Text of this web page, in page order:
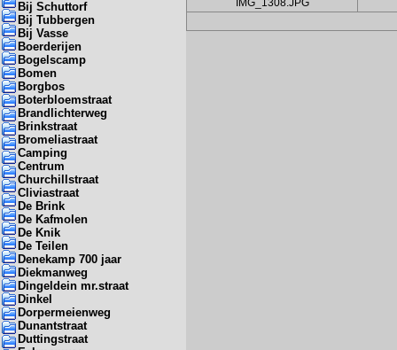
Bij Schuttorf
Bij Tubbergen
Bij Vasse
Boerderijen
Bogelscamp
Bomen
Borgbos
Boterbloemstraat
Brandlichterweg
Brinkstraat
Bromeliastraat
Camping
Centrum
Churchillstraat
Cliviastraat
De Brink
De Kafmolen
De Knik
De Teilen
Denekamp 700 jaar
Diekmanweg
Dingeldein mr.straat
Dinkel
Dorpermeienweg
Dunantstraat
Duttingstraat
IMG_1308.JPG